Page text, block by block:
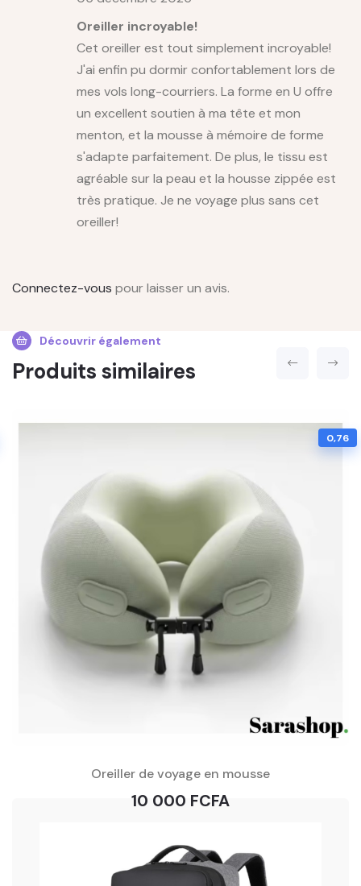
Oreiller incroyable!
Cet oreiller est tout simplement incroyable!
J'ai enfin pu dormir confortablement lors de
mes vols long-courriers. La forme en U offre
un excellent soutien à ma tête et mon
menton, et la mousse à mémoire de forme
s'adapte parfaitement. De plus, le tissu est
agréable sur la peau et la housse zippée est
très pratique. Je ne voyage plus sans cet
oreiller!
Connectez-vous pour laisser un avis.
Découvrir également
Produits similaires
0,76
Oreiller de voyage en mousse
10 000 FCFA